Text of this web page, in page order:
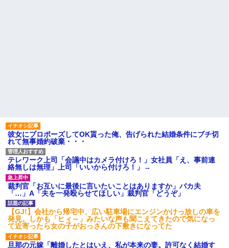
彼女にプロポーズしてOK貰った俺、告げられた結婚条件にブチ切
れて無事婚約破棄・・・
テレワーク上司「会議中はカメラ付けろ！」女社員「え、事前連
絡無しは無理」上司「いいから付けろ！」→
裁判官「お互いに最後に言いたいことはありますか」バカ夫
「…」A「夫を一発殴らせてほしい」裁判官「どうぞ」
【GJ!】会社から帰宅中、広い駐車場にエンジンかけっ放しの車を
発見。しかも「ヒィ～」みたいな声も聞こえてきたので気になっ
て近寄ったら女の子がおっさんの下敷きになってた
旦那の元嫁「離婚したとはいえ、私が本来の妻。許可なく結婚す